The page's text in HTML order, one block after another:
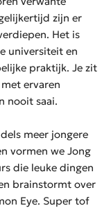
zijn er
Het is
universiteit en
praktijk. Je zit
ervaren
nooit saai.
meer jongere
vormen we Jong
die leuke dingen
brainstormt over
Eye. Super tof